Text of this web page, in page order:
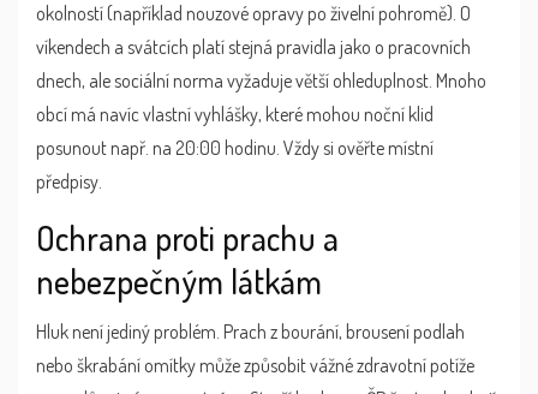
okolností (například nouzové opravy po živelní pohromě). O
víkendech a svátcích platí stejná pravidla jako o pracovních
dnech, ale sociální norma vyžaduje větší ohleduplnost. Mnoho
obcí má navíc vlastní vyhlášky, které mohou noční klid
posunout např. na 20:00 hodinu. Vždy si ověřte místní
předpisy.
Ochrana proti prachu a
nebezpečným látkám
Hluk není jediný problém. Prach z bourání, brousení podlah
nebo škrabání omítky může způsobit vážné zdravotní potíže